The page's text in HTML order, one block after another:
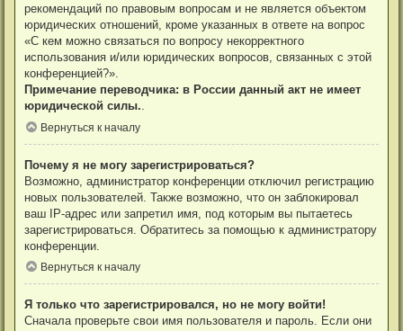
рекомендаций по правовым вопросам и не является объектом
юридических отношений, кроме указанных в ответе на вопрос
«С кем можно связаться по вопросу некорректного
использования и/или юридических вопросов, связанных с этой
конференцией?».
Примечание переводчика: в России данный акт не имеет
юридической силы.
Вернуться к началу
Почему я не могу зарегистрироваться?
Возможно, администратор конференции отключил регистрацию
новых пользователей. Также возможно, что он заблокировал
ваш IP-адрес или запретил имя, под которым вы пытаетесь
зарегистрироваться. Обратитесь за помощью к администратору
конференции.
Вернуться к началу
Я только что зарегистрировался, но не могу войти!
Сначала проверьте свои имя пользователя и пароль. Если они